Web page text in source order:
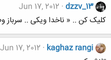
dzzv_13
Jun 17, 2012
کلیک کن .. « ناخدا ویکی .. سرباز
kaghaz rangi
Jun 17, 2012